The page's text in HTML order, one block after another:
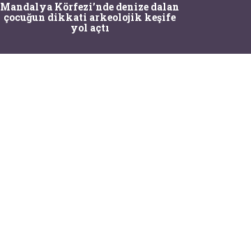
Mandalya Körfezi’nde denize dalan
çocuğun dikkati arkeolojik keşife
yol açtı